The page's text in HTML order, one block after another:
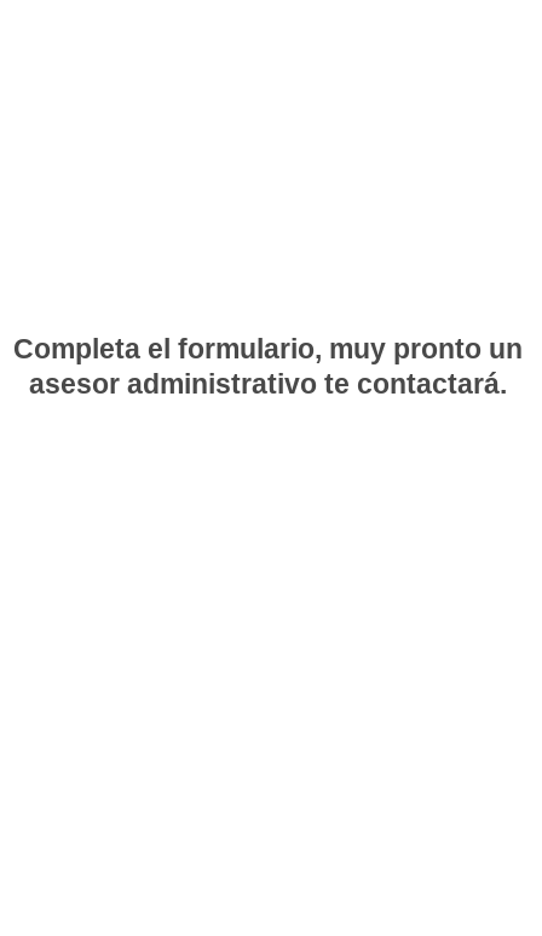
Completa el formulario, muy pronto un
asesor administrativo te contactará.